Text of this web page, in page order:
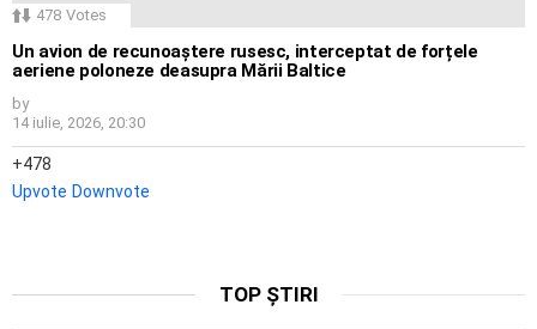
478 Votes
Un avion de recunoaștere rusesc, interceptat de forțele
aeriene poloneze deasupra Mării Baltice
by
14 iulie, 2026, 20:30
478
Upvote Downvote
TOP ȘTIRI